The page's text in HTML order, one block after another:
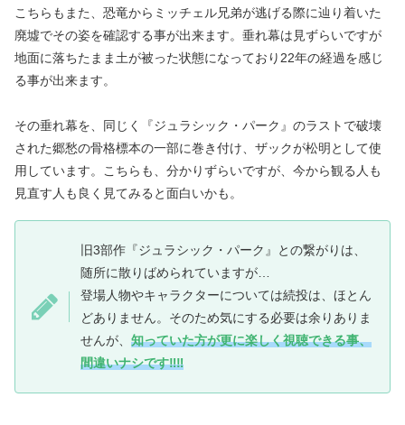
こちらもまた、恐竜からミッチェル兄弟が逃げる際に辿り着いた
廃墟でその姿を確認する事が出来ます。垂れ幕は見ずらいですが
地面に落ちたまま土が被った状態になっており22年の経過を感じ
る事が出来ます。
その垂れ幕を、同じく『ジュラシック・パーク』のラストで破壊
された郷愁の骨格標本の一部に巻き付け、ザックが松明として使
用しています。こちらも、分かりずらいですが、今から観る人も
見直す人も良く見てみると面白いかも。
旧3部作『ジュラシック・パーク』との繋がりは、
随所に散りばめられていますが…
登場人物やキャラクターについては続投は、ほとん
どありません。そのため気にする必要は余りありま
せんが、 知っていた方が更に楽しく視聴できる事、
間違いナシです‼‼